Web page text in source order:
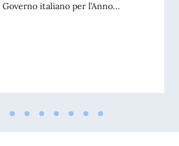
italiano per l’Anno...
offerte dal Governo italiano in favore di